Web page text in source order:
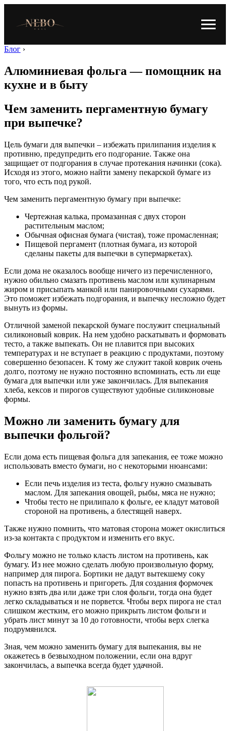
Блог ›
Алюминиевая фольга — помощник на
кухне и в быту
Чем заменить пергаментную бумагу
при выпечке?
Цель бумаги для выпечки – избежать прилипания изделия к
противню, предупредить его подгорание. Также она
защищает от подгорания в случае протекания начинки (сока).
Исходя из этого, можно найти замену пекарской бумаге из
того, что есть под рукой.
Чем заменить пергаментную бумагу при выпечке:
Чертежная калька, промазанная с двух сторон
растительным маслом;
Обычная офисная бумага (чистая), тоже промасленная;
Пищевой пергамент (плотная бумага, из которой
сделаны пакеты для выпечки в супермаркетах).
Если дома не оказалось вообще ничего из перечисленного,
нужно обильно смазать противень маслом или кулинарным
жиром и присыпать манкой или панировочными сухарями.
Это поможет избежать подгорания, и выпечку несложно будет
вынуть из формы.
Отличной заменой пекарской бумаге послужит специальный
силиконовый коврик. На нем удобно раскатывать и формовать
тесто, а также выпекать. Он не плавится при высоких
температурах и не вступает в реакцию с продуктами, поэтому
совершенно безопасен. К тому же служит такой коврик очень
долго, поэтому не нужно постоянно вспоминать, есть ли еще
бумага для выпечки или уже закончилась. Для выпекания
хлеба, кексов и пирогов существуют удобные силиконовые
формы.
Можно ли заменить бумагу для
выпечки фольгой?
Если дома есть пищевая фольга для запекания, ее тоже можно
использовать вместо бумаги, но с некоторыми нюансами:
Если печь изделия из теста, фольгу нужно смазывать
маслом. Для запекания овощей, рыбы, мяса не нужно;
Чтобы тесто не прилипало к фольге, ее кладут матовой
стороной на противень, а блестящей наверх.
Также нужно помнить, что матовая сторона может окислиться
из-за контакта с продуктом и изменить его вкус.
Фольгу можно не только класть листом на противень, как
бумагу. Из нее можно сделать любую произвольную форму,
например для пирога. Бортики не дадут вытекшему соку
попасть на противень и пригореть. Для создания формочек
нужно взять два или даже три слоя фольги, тогда она будет
легко складываться и не порвется. Чтобы верх пирога не стал
слишком жестким, его можно прикрыть листом фольги и
убрать лист минут за 10 до готовности, чтобы верх слегка
подрумянился.
Зная, чем можно заменить бумагу для выпекания, вы не
окажетесь в безвыходном положении, если она вдруг
закончилась, а выпечка всегда будет удачной.